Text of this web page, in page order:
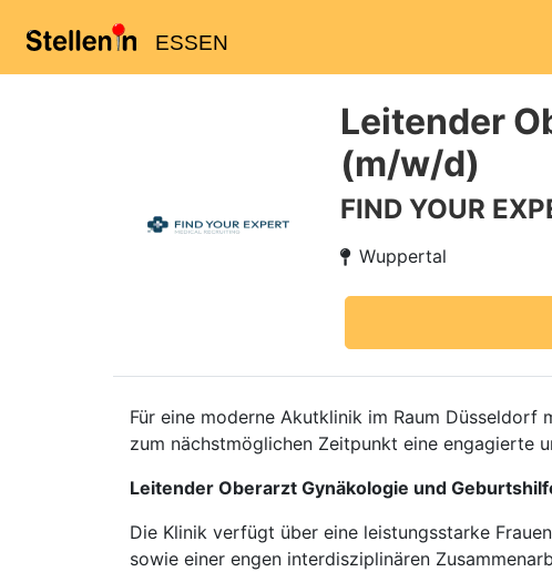
ESSEN
Leitender
(m/w/d)
FIND YOUR
Wuppertal
Für eine moderne Akutklinik im Raum
zum nächstmöglichen Zeitpunkt eine engagierte
Leitender Oberarzt Gynäkologie und
Die Klinik verfügt über eine leistungsstarke
sowie einer engen interdisziplinären